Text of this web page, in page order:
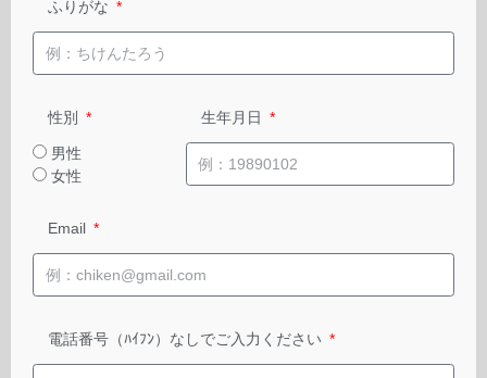
ふりがな
性別
男性
女性
生年月日
Email
電話番号（ﾊｲﾌﾝ）なしでご入力ください